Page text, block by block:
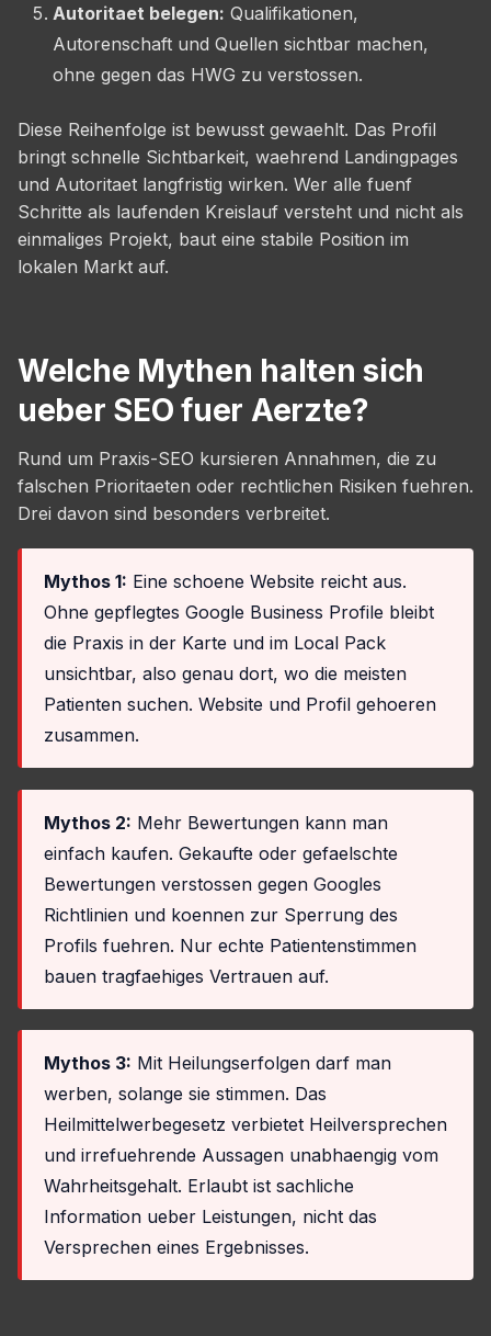
Autoritaet belegen: Qualifikationen,
Autorenschaft und Quellen sichtbar machen,
ohne gegen das HWG zu verstossen.
Diese Reihenfolge ist bewusst gewaehlt. Das Profil
bringt schnelle Sichtbarkeit, waehrend Landingpages
und Autoritaet langfristig wirken. Wer alle fuenf
Schritte als laufenden Kreislauf versteht und nicht als
einmaliges Projekt, baut eine stabile Position im
lokalen Markt auf.
Welche Mythen halten sich
ueber SEO fuer Aerzte?
Rund um Praxis-SEO kursieren Annahmen, die zu
falschen Prioritaeten oder rechtlichen Risiken fuehren.
Drei davon sind besonders verbreitet.
Mythos 1: Eine schoene Website reicht aus.
Ohne gepflegtes Google Business Profile bleibt
die Praxis in der Karte und im Local Pack
unsichtbar, also genau dort, wo die meisten
Patienten suchen. Website und Profil gehoeren
zusammen.
Mythos 2: Mehr Bewertungen kann man
einfach kaufen. Gekaufte oder gefaelschte
Bewertungen verstossen gegen Googles
Richtlinien und koennen zur Sperrung des
Profils fuehren. Nur echte Patientenstimmen
bauen tragfaehiges Vertrauen auf.
Mythos 3: Mit Heilungserfolgen darf man
werben, solange sie stimmen. Das
Heilmittelwerbegesetz verbietet Heilversprechen
und irrefuehrende Aussagen unabhaengig vom
Wahrheitsgehalt. Erlaubt ist sachliche
Information ueber Leistungen, nicht das
Versprechen eines Ergebnisses.